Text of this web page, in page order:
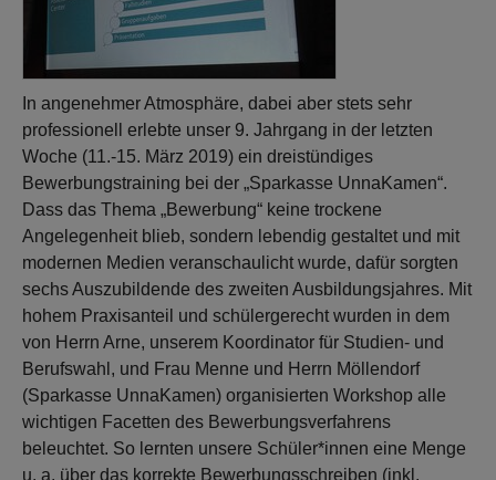
In angenehmer Atmosphäre, dabei aber stets sehr
professionell erlebte unser 9. Jahrgang in der letzten
Woche (11.-15. März 2019) ein dreistündiges
Bewerbungstraining bei der „Sparkasse UnnaKamen“.
Dass das Thema „Bewerbung“ keine trockene
Angelegenheit blieb, sondern lebendig gestaltet und mit
modernen Medien veranschaulicht wurde, dafür sorgten
sechs Auszubildende des zweiten Ausbildungsjahres. Mit
hohem Praxisanteil und schülergerecht wurden in dem
von Herrn Arne, unserem Koordinator für Studien- und
Berufswahl, und Frau Menne und Herrn Möllendorf
(Sparkasse UnnaKamen) organisierten Workshop alle
wichtigen Facetten des Bewerbungsverfahrens
beleuchtet. So lernten unsere Schüler*innen eine Menge
u. a. über das korrekte Bewerbungsschreiben (inkl.